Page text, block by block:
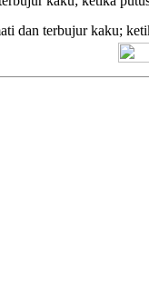
dan terbujur kaku;